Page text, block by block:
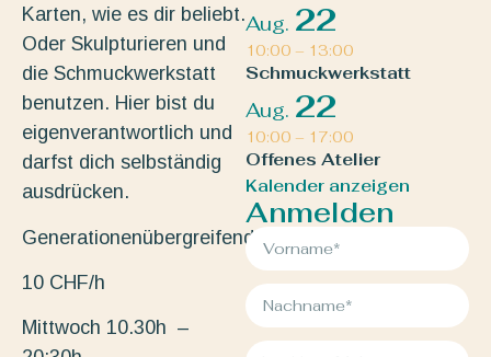
Karten, wie es dir beliebt.
Oder Skulpturieren und
die Schmuckwerkstatt
benutzen. Hier bist du
eigenverantwortlich und
darfst dich selbständig
ausdrücken.
Generationenübergreifend.
10 CHF/h
Mittwoch 10.30h –
Aug. 22
10:00 – 13:00
Schmuckwerkstatt
Aug. 22
10:00 – 17:00
Offenes Atelier
Kalender anzeigen
Anmelden